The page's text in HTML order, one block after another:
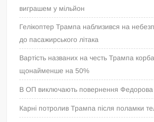
виграшем у мільйон
Гелікоптер Трампа наблизився на
до пасажирського літака
Вартість названих на честь Трампа
щонайменше на 50%
В ОП виключають повернення Федорова
Карні потролив Трампа після поламки